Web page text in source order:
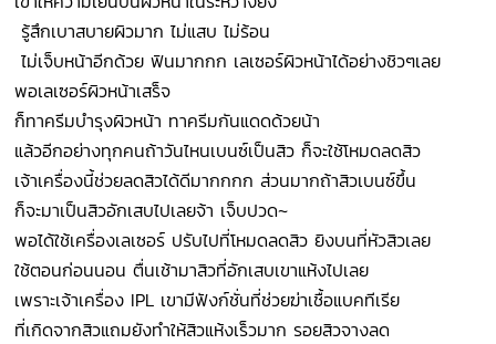
รู้สึกเบาสบายผิวมาก ไม่แสบ ไม่ร้อน
ไม่เจ็บหน้าอีกด้วย ฟินมากกก เลเซอร์ผิวหน้าได้อย่างชิวๆเลย
พอเลเซอร์ผิวหน้าเสร็จ
ก็ทาครีมบำรุงผิวหน้า ทาครีมกันแดดด้วยน้า
แล้วอีกอย่างทุกคนถ้าวันไหนเบนซ์เป็นสิว ก็จะใช้โหมดลดสิว
เจ้าเครื่องนี้ช่วยลดสิวได้ดีมากกกก ส่วนมากถ้าสิวเบนซ์ขึ้น
ก็จะมาเป็นสิวอักเสบไปเลยจ้า เจ็บปวด~
พอได้ใช้เครื่องเลเซอร์ ปรับไปที่โหมดลดสิว ยิงบนที่หัวสิวเลย
ใช้ตอนก่อนนอน ตื่นเช้ามาสิวที่อักเสบเขาแห้งไปเลย
เพราะเจ้าเครื่อง IPL เขามีฟังก์ชั่นที่ช่วยฆ่าเชื้อแบคทีเรีย
ที่เกิดจากสิวแถมยังทำให้สิวแห้งเร็วมาก รอยสิวจางลด